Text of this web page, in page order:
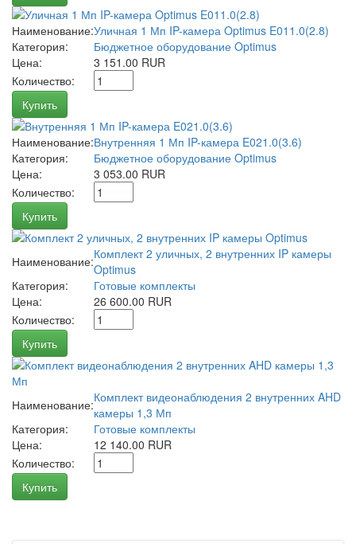
Наименование:Уличная 1 Мп IP-камера Optimus E011.0(2.8)
Категория:
Бюджетное оборудование Optimus
Цена:
3 151.00 RUR
Количество:
Купить
Наименование:Внутренняя 1 Мп IP-камера E021.0(3.6)
Категория:
Бюджетное оборудование Optimus
Цена:
3 053.00 RUR
Количество:
Купить
Наименование:Комплект 2 уличных, 2 внутренних IP камеры
Optimus
Категория:
Готовые комплекты
Цена:
26 600.00 RUR
Количество:
Купить
Наименование:Комплект видеонаблюдения 2 внутренних AHD
камеры 1,3 Мп
Категория:
Готовые комплекты
Цена:
12 140.00 RUR
Количество:
Купить